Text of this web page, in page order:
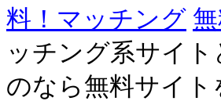
料！マッチング
ッチング系サイ
のなら無料サイ